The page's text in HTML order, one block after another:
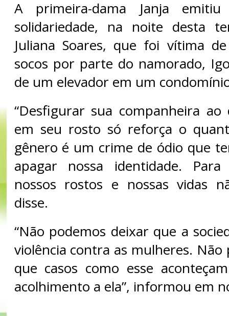
A primeira-dama Janja
solidariedade, na noite desta
Juliana Soares, que foi vítima
socos por parte do namorado,
de um elevador em um
“Desfigurar sua companheira
em seu rosto só reforça o
gênero é um crime de ódio que
apagar nossa identidade.
nossos rostos e nossas vidas
disse.
“Não podemos deixar que a
violência contra as mulheres.
que casos como esse
acolhimento a ela”, informou em